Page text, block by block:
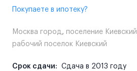
Покупаете в ипотеку?
Москва город , поселение Киевский
рабочий поселок Киевский
Срок сдачи: Сдача в 2013 году